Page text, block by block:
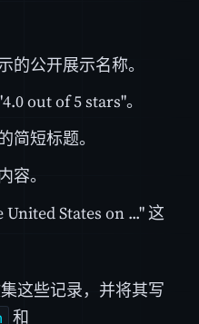
的公开展示名称。
out of 5 stars"。
简短标题。
容。
States on ..." 这
这些记录，并将其写
和